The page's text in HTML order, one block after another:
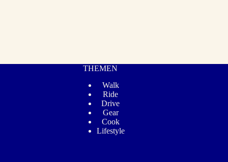
THEMEN
Walk
Ride
Drive
Gear
Cook
Lifestyle